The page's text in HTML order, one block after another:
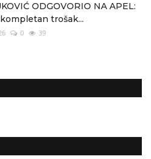
ODGOVORIO NA APEL:
trošak...
0 39